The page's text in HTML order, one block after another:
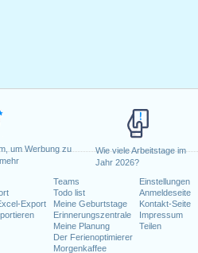
um Werbung zu
Wie viele Arbeitstage im
Jahr 2026?
Export
Teams
Todo list
Meine Geburtstage
Erinnerungszentrale
Meine Planung
Der Ferienoptimierer
Morgenkaffee
Einstellungen
Anmeldeseite
Kontakt-Seite
Impressum
Teilen